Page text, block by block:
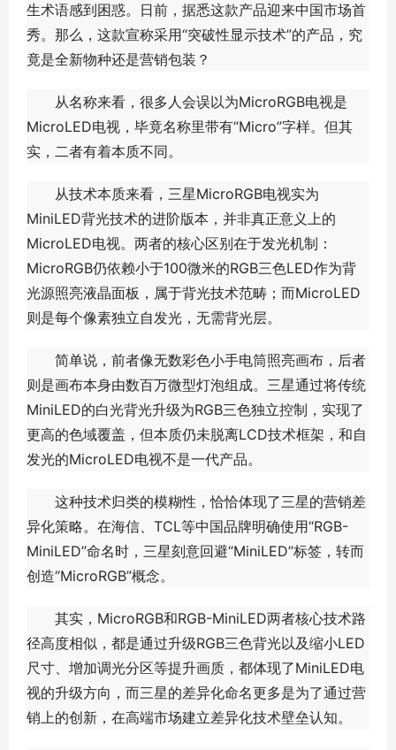
生术语感到困惑。日前，据悉这款产品迎来中国市场首
秀。那么，这款宣称采用“突破性显示技术”的产品，究
竟是全新物种还是营销包装？
从名称来看，很多人会误以为MicroRGB电视是
MicroLED电视，毕竟名称里带有“Micro”字样。但其
实，二者有着本质不同。
从技术本质来看，三星MicroRGB电视实为
MiniLED背光技术的进阶版本，并非真正意义上的
MicroLED电视。两者的核心区别在于发光机制：
MicroRGB仍依赖小于100微米的RGB三色LED作为背
光源照亮液晶面板，属于背光技术范畴；而MicroLED
则是每个像素独立自发光，无需背光层。
简单说，前者像无数彩色小手电筒照亮画布，后者
则是画布本身由数百万微型灯泡组成。三星通过将传统
MiniLED的白光背光升级为RGB三色独立控制，实现了
更高的色域覆盖，但本质仍未脱离LCD技术框架，和自
发光的MicroLED电视不是一代产品。
这种技术归类的模糊性，恰恰体现了三星的营销差
异化策略。在海信、TCL等中国品牌明确使用“RGB-
MiniLED”命名时，三星刻意回避“MiniLED”标签，转而
创造“MicroRGB”概念。
其实，MicroRGB和RGB-MiniLED两者核心技术路
径高度相似，都是通过升级RGB三色背光以及缩小LED
尺寸、增加调光分区等提升画质，都体现了MiniLED电
视的升级方向，而三星的差异化命名更多是为了通过营
销上的创新，在高端市场建立差异化技术壁垒认知。